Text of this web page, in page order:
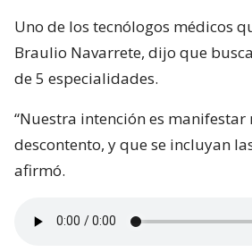
Uno de los tecnólogos médicos
Braulio Navarrete, dijo que
de 5 especialidades.
“Nuestra intención es manifestar
descontento, y que se incluyan
afirmó.